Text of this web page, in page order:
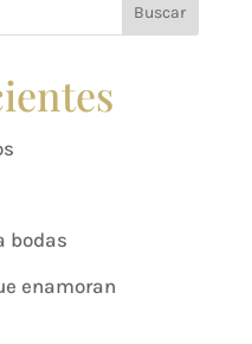
Buscar
bodas
enamoran